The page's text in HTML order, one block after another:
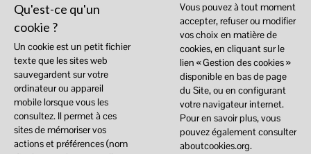
Qu'est-ce qu'un
cookie ?
Un cookie est un petit fichier
texte que les sites web
sauvegardent sur votre
ordinateur ou appareil
mobile lorsque vous les
consultez. Il permet à ces
sites de mémoriser vos
actions et préférences (nom
Vous pouvez à tout moment
accepter, refuser ou modifier
vos choix en matière de
cookies, en cliquant sur le
lien « Gestion des cookies »
disponible en bas de page
du Site, ou en configurant
votre navigateur internet.
Pour en savoir plus, vous
pouvez également consulter
aboutcookies.org.